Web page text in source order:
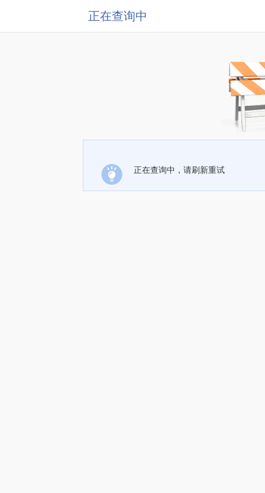
正在查询中
正在查询中，请刷新重试